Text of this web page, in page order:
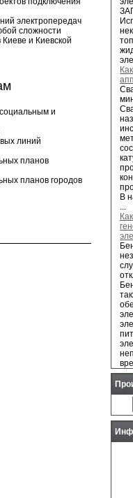
электропередач
сложности
и Киевской
и
линий
планов
планов городов
В
...